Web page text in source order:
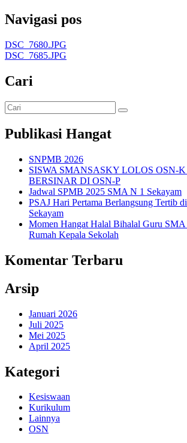
Navigasi pos
DSC_7680.JPG
DSC_7685.JPG
Cari
Publikasi Hangat
SNPMB 2026
SISWA SMANSASKY LOLOS OSN-
BERSINAR DI OSN-P
Jadwal SPMB 2025 SMA N 1 Sekayam
PSAJ Hari Pertama Berlangsung Tertib
Sekayam
Momen Hangat Halal Bihalal Guru SMA
Rumah Kepala Sekolah
Komentar Terbaru
Arsip
Januari 2026
Juli 2025
Mei 2025
April 2025
Kategori
Kesiswaan
Kurikulum
Lainnya
OSN